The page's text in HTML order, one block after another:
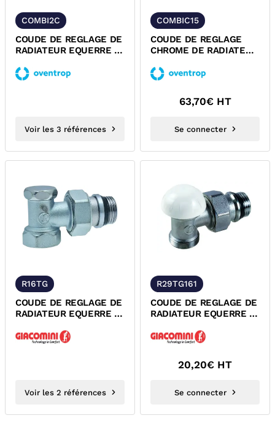
COMBI2C
COUDE DE REGLAGE DE
RADIATEUR EQUERRE A
OVENTROP
Voir les 3 références
COMBIC15
COUDE DE REGLAGE
CHROME DE RADIATEUR
SERIE COMBI C...
63,70€ HT
Se connecter
R16TG
COUDE DE REGLAGE DE
RADIATEUR EQUERRE A
GIACOMINI
Voir les 2 références
R29TG161
COUDE DE REGLAGE DE
RADIATEUR EQUERRE A
GIACOMINI
20,20€ HT
Se connecter